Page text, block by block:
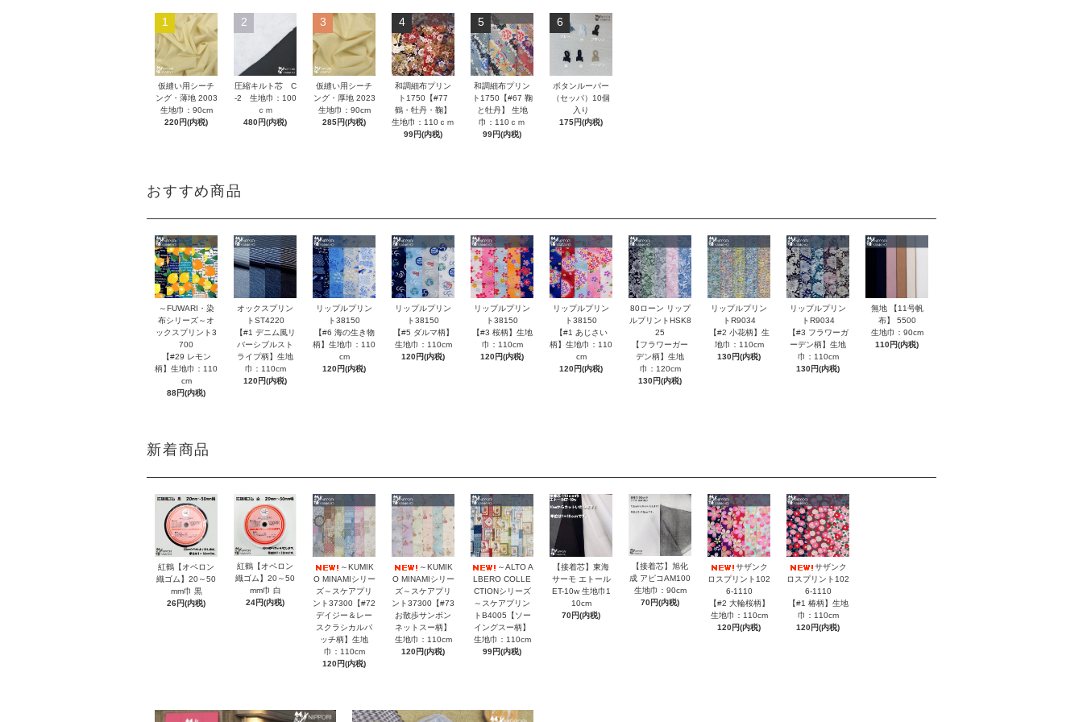
1
仮縫い用シーチ
ング・薄地 2003
生地巾：90cm
220円(内税)
2
圧縮キルト芯 C
-2 生地巾：100
ｃｍ
480円(内税)
3
仮縫い用シーチ
ング・厚地 2023
生地巾：90cm
285円(内税)
4
和調細布プリン
ト1750【#77
鶴・牡丹・鞠】
生地巾：110ｃｍ
99円(内税)
5
和調細布プリン
ト1750【#67 鞠
と牡丹】 生地
巾：110ｃｍ
99円(内税)
6
ボタンルーパー
（セッパ）10個
入り
175円(内税)
おすすめ商品
～FUWARI・染
布シリーズ～オ
ックスプリント3
700
【#29 レモン
柄】生地巾：110
cm
88円(内税)
オックスプリン
トST4220
【#1 デニム風リ
バーシブルスト
ライプ柄】生地
巾：110cm
120円(内税)
リップルプリン
ト38150
【#6 海の生き物
柄】生地巾：110
cm
120円(内税)
リップルプリン
ト38150
【#5 ダルマ柄】
生地巾：110cm
120円(内税)
リップルプリン
ト38150
【#3 桜柄】生地
巾：110cm
120円(内税)
リップルプリン
ト38150
【#1 あじさい
柄】生地巾：110
cm
120円(内税)
80ローン リップ
ルプリントHSK8
25
【フラワーガー
デン柄】生地
巾：120cm
130円(内税)
リップルプリン
トR9034
【#2 小花柄】生
地巾：110cm
130円(内税)
リップルプリン
トR9034
【#3 フラワーガ
ーデン柄】生地
巾：110cm
130円(内税)
無地 【11号帆
布】 5500
生地巾：90cm
110円(内税)
新着商品
紅鶴【オペロン
織ゴム】20～50
mm巾 黒
26円(内税)
紅鶴【オペロン
織ゴム】20～50
mm巾 白
24円(内税)
～KUMIK
O MINAMIシリー
ズ～スケアプリ
ント37300【#72
デイジー＆レー
スクラシカルパ
ッチ柄】生地
巾：110cm
120円(内税)
～KUMIK
O MINAMIシリー
ズ～スケアプリ
ント37300【#73
お散歩サンボン
ネットスー柄】
生地巾：110cm
120円(内税)
～ALTO A
LBERO COLLE
CTIONシリーズ
～スケアプリン
トB4005【ソー
イングスー柄】
生地巾：110cm
99円(内税)
【接着芯】東海
サーモ エトール
ET-10w 生地巾1
10cm
70円(内税)
【接着芯】旭化
成 アピコAM100
生地巾：90cm
70円(内税)
サザンク
ロスプリント102
6-1110
【#2 大輪桜柄】
生地巾：110cm
120円(内税)
サザンク
ロスプリント102
6-1110
【#1 椿柄】生地
巾：110cm
120円(内税)